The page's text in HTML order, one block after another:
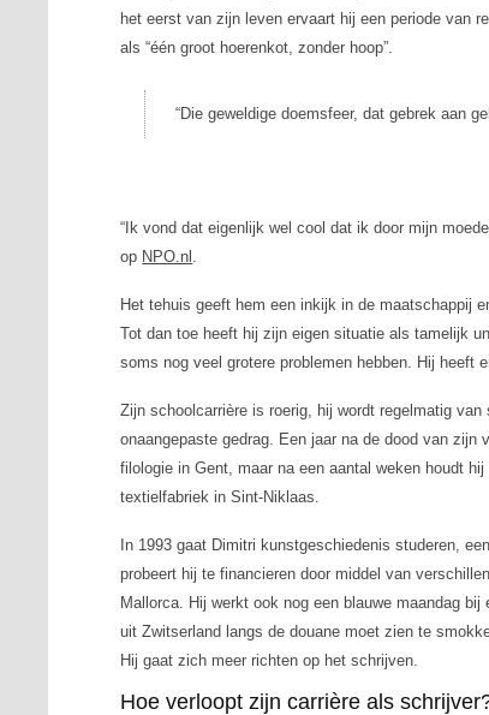
het eerst van zijn leven ervaart hij een periode van
als “één groot hoerenkot, zonder hoop”.
“Die geweldige doemsfeer, dat gebrek aan
“Ik vond dat eigenlijk wel cool dat ik door mijn
op NPO.nl .
Het tehuis geeft hem een inkijk in de maatschappij
Tot dan toe heeft hij zijn eigen situatie als tamelijk
soms nog veel grotere problemen hebben. Hij heeft
Zijn schoolcarrière is roerig, hij wordt regelmatig
onaangepaste gedrag. Een jaar na de dood van
filologie in Gent, maar na een aantal weken houdt
textielfabriek in Sint-Niklaas.
In 1993 gaat Dimitri kunstgeschiedenis studeren,
probeert hij te financieren door middel van
Mallorca. Hij werkt ook nog een blauwe maandag
uit Zwitserland langs de douane moet zien te
Hij gaat zich meer richten op het schrijven.
Hoe verloopt zijn carrière als